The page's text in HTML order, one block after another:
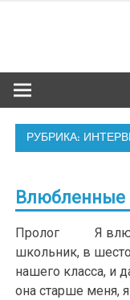
РУБРИКА:
Влюбленные
Пролог Я
школьник, в
нашего класса, и
она старше меня,